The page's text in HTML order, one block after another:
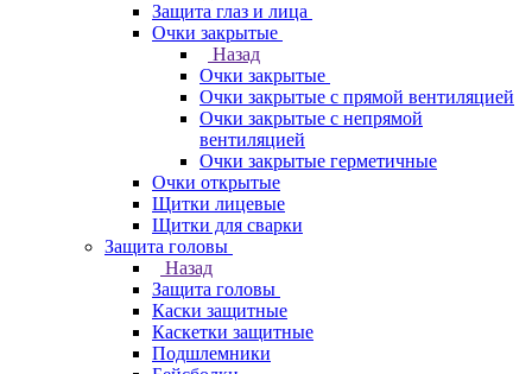
Защита глаз и лица
Очки закрытые
Назад
Очки закрытые
Очки закрытые с прямой вентиляцией
Очки закрытые с непрямой
вентиляцией
Очки закрытые герметичные
Очки открытые
Щитки лицевые
Щитки для сварки
Защита головы
Назад
Защита головы
Каски защитные
Каскетки защитные
Подшлемники